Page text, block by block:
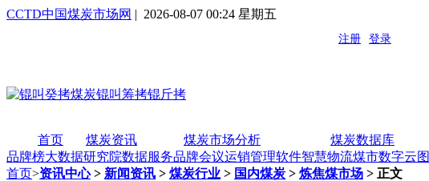
CCTD中国煤炭市场网 | 2026-08-07 00:24 星期五
首页 煤炭资讯 煤炭市场分析 煤炭数据库
品牌榜大数据研究院数据服务品牌会议运销管理软件智慧物流煤市数字云图
首页>资讯中心> 新闻资讯 > 煤炭行业 > 国内煤炭 > 炼焦煤市场 > 正文